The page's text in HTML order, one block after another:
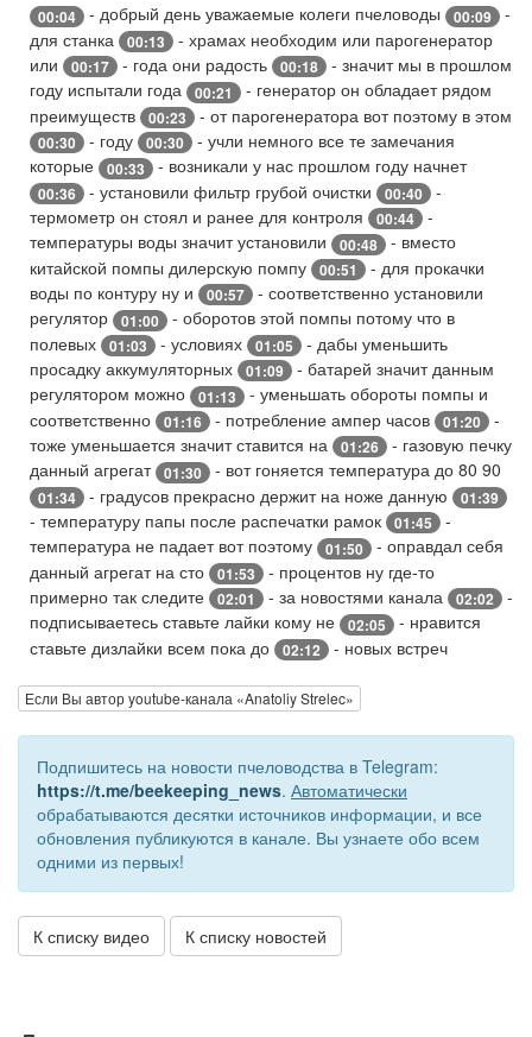
00:04 - добрый день уважаемые колеги пчеловоды 00:09
-
для станка
00:13
- храмах необходим или парогенератор
или
00:17 - года они радость 00:18
- значит мы в прошлом
году испытали года
00:21
- генератор он обладает рядом
преимуществ
00:23 - от парогенератора вот поэтому в этом
00:30 - году 00:30
- учли немного все те замечания
которые
00:33 - возникали у нас прошлом году начнет
00:36 - установили фильтр грубой очистки 00:40
-
термометр он стоял и ранее для контроля
00:44
-
температуры воды значит установили
00:48
- вместо
китайской помпы дилерскую помпу
00:51
- для прокачки
воды по контуру ну и
00:57
- соответственно установили
регулятор
01:00
- оборотов этой помпы потому что в
полевых
01:03 - условиях 01:05
- дабы уменьшить
просадку аккумуляторных
01:09
- батарей значит данным
регулятором можно
01:13
- уменьшать обороты помпы и
соответственно
01:16 - потребление ампер часов 01:20
-
тоже уменьшается значит ставится на
01:26
- газовую печку
данный агрегат 01:30 - вот гоняется температура до 80 90
01:34 - градусов прекрасно держит на ноже данную 01:39
- температуру папы после распечатки рамок 01:45
-
температура не падает вот поэтому
01:50
- оправдал себя
данный агрегат на сто
01:53
- процентов ну где-то
примерно так следите
02:01 - за новостями канала 02:02
-
подписываетесь ставьте лайки кому не
02:05
- нравится
ставьте дизлайки всем пока до
02:12 - новых встреч
Если Вы автор youtube-канала «Anatoliy Strelec»
Подпишитесь на новости пчеловодства в Telegram:
https://t.me/beekeeping_news. Автоматически
обрабатываются десятки источников информации, и все
обновления публикуются в канале. Вы узнаете обо всем
одними из первых!
К списку видео К списку новостей